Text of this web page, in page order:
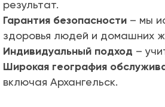
результат.
Гарантия безопасности – мы
здоровья людей и домашних
Индивидуальный подход –
Широкая география
включая Архангельск.